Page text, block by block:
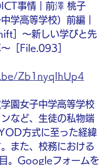
事情｜前澤 桃子
学高等学校）前編｜
］〜新しい学びと先
［File.093］
Zb1nyqIhUp4
園女子中学高等学校
など、生徒の私物端
方式に至った経緯
また、校務における
。Googleフォームを